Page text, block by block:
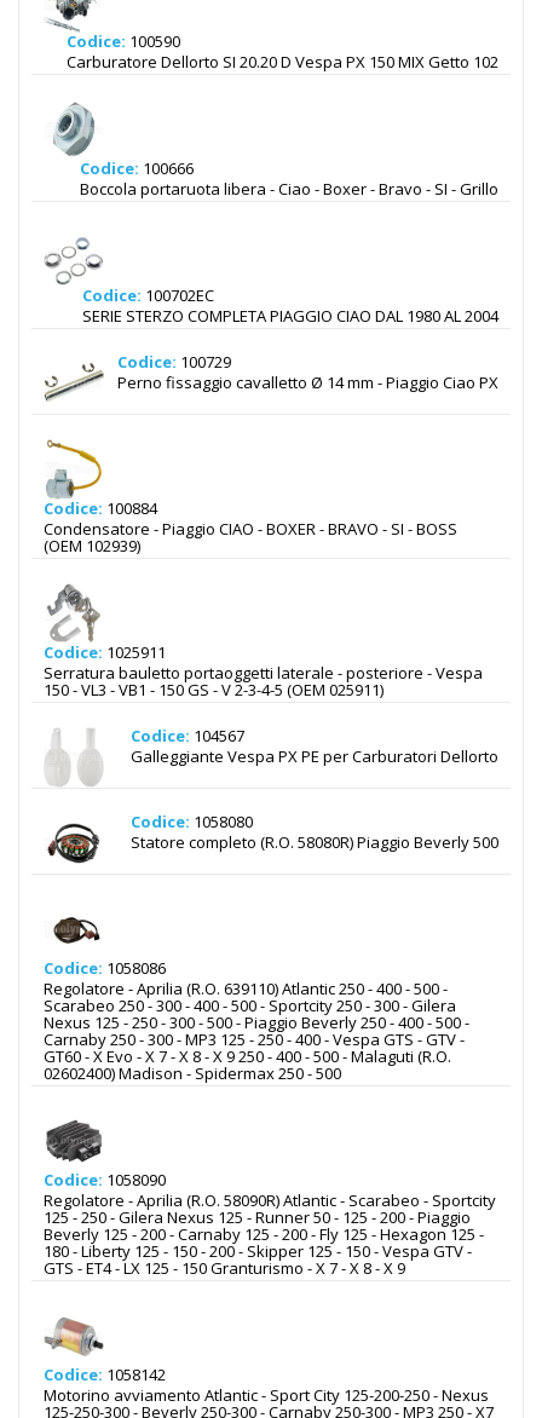
Codice: 100590
Carburatore Dellorto SI 20.20 D Vespa PX 150 MIX Getto 102
Codice: 100666
Boccola portaruota libera - Ciao - Boxer - Bravo - SI - Grillo
Codice: 100702EC
SERIE STERZO COMPLETA PIAGGIO CIAO DAL 1980 AL 2004
Codice: 100729
Perno fissaggio cavalletto Ø 14 mm - Piaggio Ciao PX
Codice: 100884
Condensatore - Piaggio CIAO - BOXER - BRAVO - SI - BOSS
(OEM 102939)
Codice: 1025911
Serratura bauletto portaoggetti laterale - posteriore - Vespa
150 - VL3 - VB1 - 150 GS - V 2-3-4-5 (OEM 025911)
Codice: 104567
Galleggiante Vespa PX PE per Carburatori Dellorto
Codice: 1058080
Statore completo (R.O. 58080R) Piaggio Beverly 500
Codice: 1058086
Regolatore - Aprilia (R.O. 639110) Atlantic 250 - 400 - 500 -
Scarabeo 250 - 300 - 400 - 500 - Sportcity 250 - 300 - Gilera
Nexus 125 - 250 - 300 - 500 - Piaggio Beverly 250 - 400 - 500 -
Carnaby 250 - 300 - MP3 125 - 250 - 400 - Vespa GTS - GTV -
GT60 - X Evo - X 7 - X 8 - X 9 250 - 400 - 500 - Malaguti (R.O.
02602400) Madison - Spidermax 250 - 500
Codice: 1058090
Regolatore - Aprilia (R.O. 58090R) Atlantic - Scarabeo - Sportcity
125 - 250 - Gilera Nexus 125 - Runner 50 - 125 - 200 - Piaggio
Beverly 125 - 200 - Carnaby 125 - 200 - Fly 125 - Hexagon 125 -
180 - Liberty 125 - 150 - 200 - Skipper 125 - 150 - Vespa GTV -
GTS - ET4 - LX 125 - 150 Granturismo - X 7 - X 8 - X 9
Codice: 1058142
Motorino avviamento Atlantic - Sport City 125-200-250 - Nexus
125-250-300 - Beverly 250-300 - Carnaby 250-300 - MP3 250 - X7